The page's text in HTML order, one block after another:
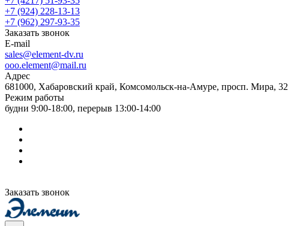
+7 (924) 228-13-13
+7 (962) 297-93-35
Заказать звонок
E-mail
sales@element-dv.ru
ooo.element@mail.ru
Адрес
681000, Хабаровский край, Комсомольск-на-Амуре, просп. Мира, 32
Режим работы
будни 9:00-18:00, перерыв 13:00-14:00
Заказать звонок